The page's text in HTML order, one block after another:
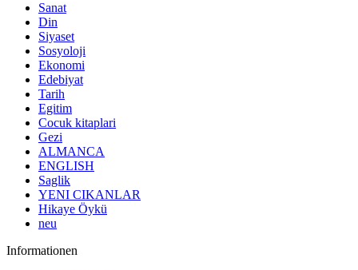
Sanat
Din
Siyaset
Sosyoloji
Ekonomi
Edebiyat
Tarih
Egitim
Cocuk kitaplari
Gezi
ALMANCA
ENGLISH
Saglik
YENI CIKANLAR
Hikaye Öykü
neu
Informationen